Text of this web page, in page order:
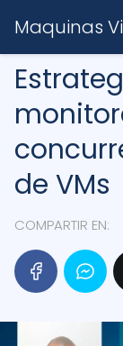
Maquinas
de VMs
COMPARTIR EN: